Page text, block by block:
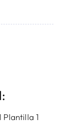
Plantilla 1